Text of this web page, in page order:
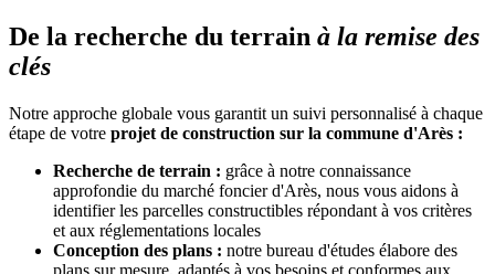
De la recherche du terrain à la remise des
clés
Notre approche globale vous garantit un suivi personnalisé à chaque
étape de votre projet de construction sur la commune d'Arès :​
Recherche de terrain : grâce à notre connaissance
approfondie du marché foncier d'Arès, nous vous aidons à
identifier les parcelles constructibles répondant à vos critères
et aux réglementations locales
Conception des plans : notre bureau d'études élabore des
plans sur mesure, adaptés à vos besoins et conformes aux